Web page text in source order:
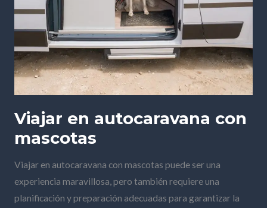
Viajar en autocaravana con
mascotas
Viajar en autocaravana con mascotas puede ser una
experiencia maravillosa, pero también requiere una
planificación y preparación adecuadas para garantizar la